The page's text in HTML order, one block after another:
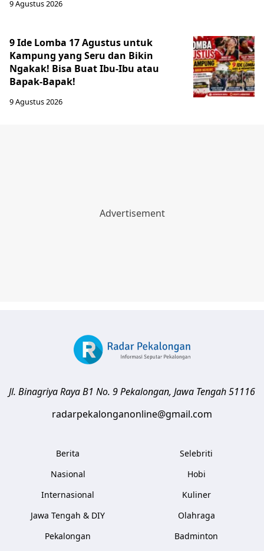
9 Agustus 2026
9 Ide Lomba 17 Agustus untuk
Kampung yang Seru dan Bikin
Ngakak! Bisa Buat Ibu-Ibu atau
Bapak-Bapak!
9 Agustus 2026
Jl. Binagriya Raya B1 No. 9Pekalongan, Jawa Tengah51116
radarpekalonganonline@gmail.com
Berita
Nasional
Internasional
Jawa Tengah & DIY
Pekalongan
Selebriti
Hobi
Kuliner
Olahraga
Badminton